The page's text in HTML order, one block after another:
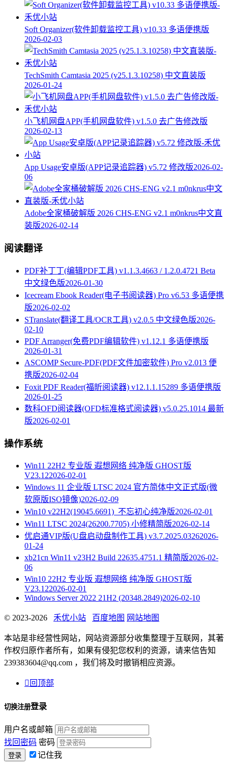
Soft Organizer(软件卸载监控工具) v10.33 多语便携版
2026-02-03
TechSmith Camtasia 2025 (v25.1.3.10258) 中文直装版
2026-01-24
小飞机网盘APP(手机网盘软件) v1.5.0 去广告修改版
2026-02-13
App Usage安卓版(APP记录追踪器) v5.72 修改版2026-02-
06
Adobe全家桶破解版 2026 CHS-ENG v2.1 m0nkrus中文直
装版2026-02-14
阅读翻译
PDF补丁丁(编辑PDF工具) v1.1.3.4663 / 1.2.0.4721 Beta
中文绿色版2026-01-30
Icecream Ebook Reader(电子书阅读器) Pro v6.53 多语便携
版2026-02-02
STranslate(翻译工具/OCR工具) v2.0.5 中文绿色版2026-
02-10
PDF Arranger(免费PDF编辑软件) v1.12.1 多语便携版
2026-01-31
ASCOMP Secure-PDF(PDF文件加密软件) Pro v2.013 便
携版2026-02-04
Foxit PDF Reader(福昕阅读器) v12.1.1.15289 多语便携版
2026-01-25
数科OFD阅读器(OFD标准格式阅读器) v5.0.25.1014 最新
版2026-02-01
操作系统
Win11 22H2 专业版 遐想网络 纯净版 GHOST版
V23.122026-02-01
Windows 11 企业版 LTSC 2024 官方简体中文正式版(微
软原版ISO镜像)2026-02-09
Win10 v22H2(19045.6691)_不忘初心纯净版2026-02-01
Win11 LTSC 2024(26200.7705) 小修精简版2026-02-14
优启通VIP版(U盘启动盘制作工具) v3.7.2025.03262026-
01-24
xb21cn Win11 v23H2 Build 22635.4751.1 精简版2026-02-
06
Win10 22H2 专业版 遐想网络 纯净版 GHOST版
V23.122026-02-01
Windows Server 2022 21H2 (20348.2849)2026-02-10
© 2023-2026 禾优小站 百度地图 网站地图
本站是非经营性网站，网站资源部分收集整理于互联网，其著
作权归原作者所有，如果有侵犯您权利的资源，请来信告知
239383604@qq.com ，我们将及时撤销相应资源。
 回顶部
切换注册登录
用户名或邮箱
找回密码 密码
记住我